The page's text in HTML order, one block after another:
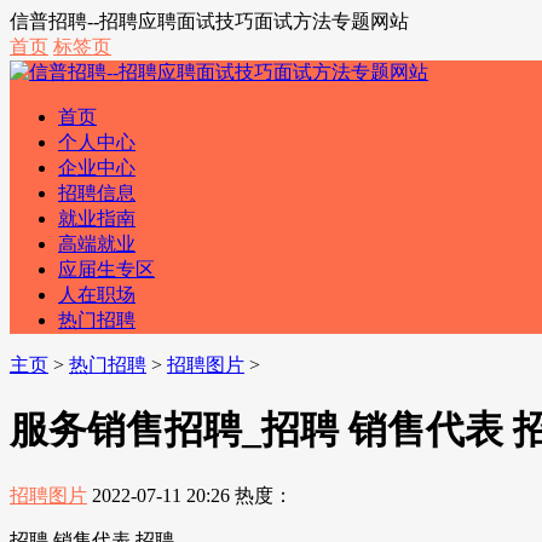
信普招聘--招聘应聘面试技巧面试方法专题网站
首页 标签页
首页
个人中心
企业中心
招聘信息
就业指南
高端就业
应届生专区
人在职场
热门招聘
主页 > 热门招聘 > 招聘图片 >
服务销售招聘_招聘 销售代表
招聘图片 2022-07-11 20:26 热度：